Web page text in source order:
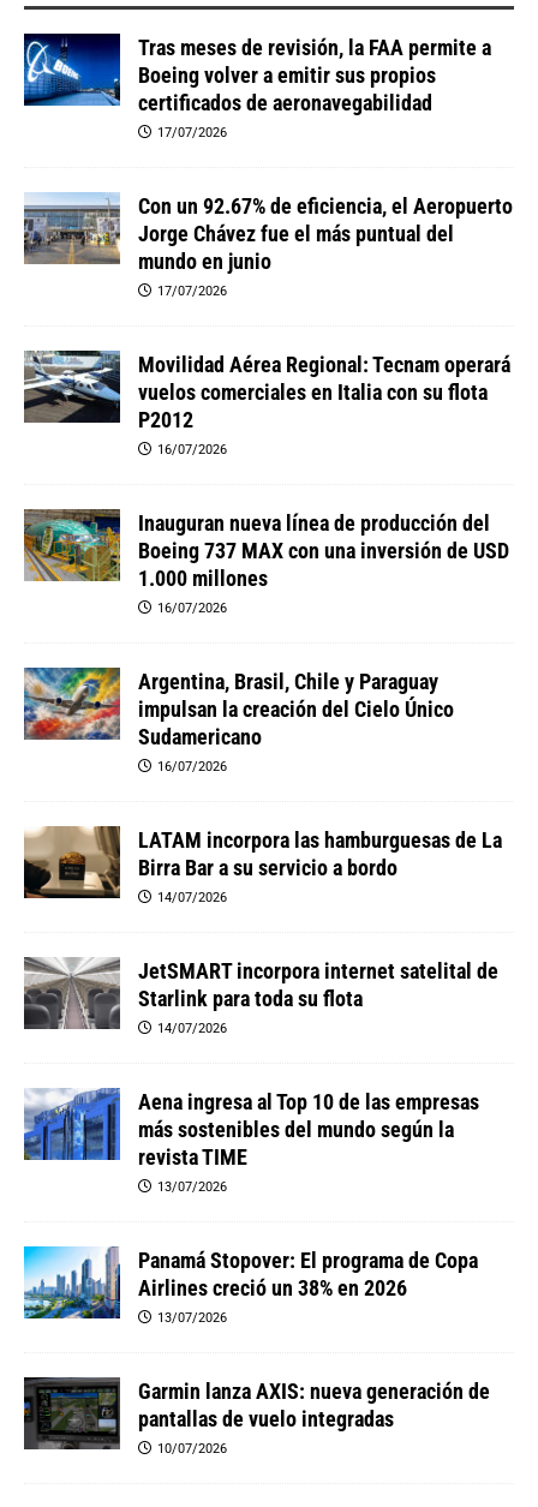
Tras meses de revisión, la FAA permite a
Boeing volver a emitir sus propios
certificados de aeronavegabilidad
17/07/2026
Con un 92.67% de eficiencia, el Aeropuerto
Jorge Chávez fue el más puntual del
mundo en junio
17/07/2026
Movilidad Aérea Regional: Tecnam operará
vuelos comerciales en Italia con su flota
P2012
16/07/2026
Inauguran nueva línea de producción del
Boeing 737 MAX con una inversión de USD
1.000 millones
16/07/2026
Argentina, Brasil, Chile y Paraguay
impulsan la creación del Cielo Único
Sudamericano
16/07/2026
LATAM incorpora las hamburguesas de La
Birra Bar a su servicio a bordo
14/07/2026
JetSMART incorpora internet satelital de
Starlink para toda su flota
14/07/2026
Aena ingresa al Top 10 de las empresas
más sostenibles del mundo según la
revista TIME
13/07/2026
Panamá Stopover: El programa de Copa
Airlines creció un 38% en 2026
13/07/2026
Garmin lanza AXIS: nueva generación de
pantallas de vuelo integradas
10/07/2026